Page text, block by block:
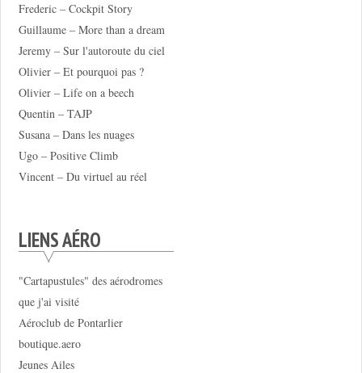
Frederic – Cockpit Story
Guillaume – More than a dream
Jeremy – Sur l'autoroute du ciel
Olivier – Et pourquoi pas ?
Olivier – Life on a beech
Quentin – TAJP
Susana – Dans les nuages
Ugo – Positive Climb
Vincent – Du virtuel au réel
LIENS AÉRO
"Cartapustules" des aérodromes
que j'ai visité
Aéroclub de Pontarlier
boutique.aero
Jeunes Ailes